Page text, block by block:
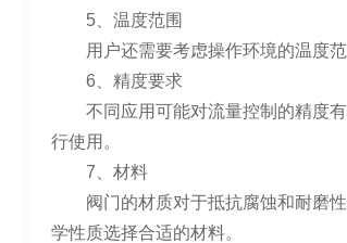
5、温度范围
用户还需要考虑操作环境的温度范
6、精度要求
不同应用可能对流量控制的精度有
行使用。
7、材料
阀门的材质对于抵抗腐蚀和耐磨性
学性质选择合适的材料。